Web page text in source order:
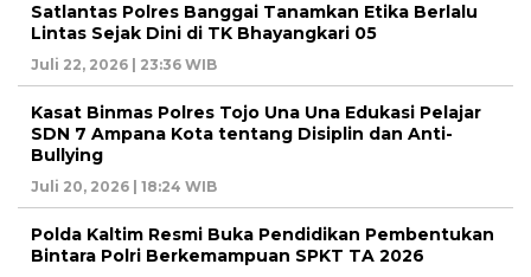
Satlantas Polres Banggai Tanamkan Etika Berlalu
Lintas Sejak Dini di TK Bhayangkari 05
Juli 22, 2026 | 23:36 WIB
Kasat Binmas Polres Tojo Una Una Edukasi Pelajar
SDN 7 Ampana Kota tentang Disiplin dan Anti-
Bullying
Juli 20, 2026 | 18:24 WIB
Polda Kaltim Resmi Buka Pendidikan Pembentukan
Bintara Polri Berkemampuan SPKT TA 2026